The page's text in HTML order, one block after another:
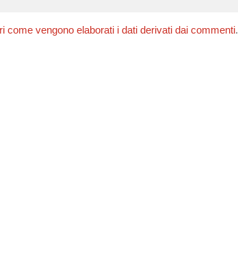
come vengono elaborati i dati derivati dai commenti.